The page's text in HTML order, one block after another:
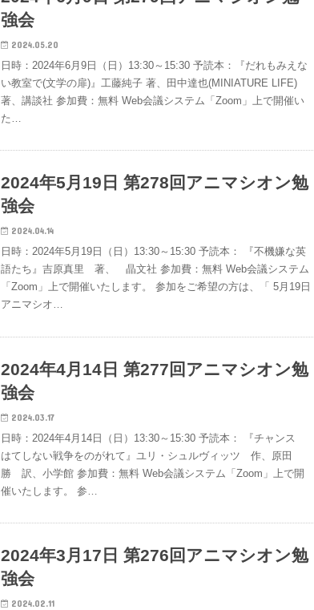
強会
2024.05.20
日時：2024年6月9日（日）13:30～15:30 予読本：『だれもみえな
い教室で(文学の扉)』工藤純子 著、田中達也(MINIATURE LIFE)
著、講談社 参加費：無料 Web会議システム「Zoom」上で開催い
た…
2024年5月19日 第278回アニマシオン勉
強会
2024.04.14
日時：2024年5月19日（日）13:30～15:30 予読本： 『不機嫌な英
語たち』吉原真里 著、 晶文社 参加費：無料 Web会議システム
「Zoom」上で開催いたします。 参加をご希望の方は、「 5月19日
アニマシオ…
2024年4月14日 第277回アニマシオン勉
強会
2024.03.17
日時：2024年4月14日（日）13:30～15:30 予読本： 『チャンス
はてしない戦争をのがれて』ユリ・シュルヴィッツ 作、原田
勝 訳、小学館 参加費：無料 Web会議システム「Zoom」上で開
催いたします。 参…
2024年3月17日 第276回アニマシオン勉
強会
2024.02.11